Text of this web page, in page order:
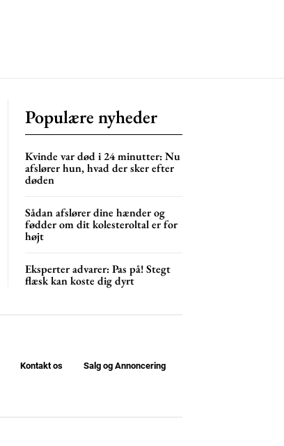
Populære nyheder
Kvinde var død i 24 minutter: Nu
afslører hun, hvad der sker efter
døden
Sådan afslører dine hænder og
fødder om dit kolesteroltal er for
højt
Eksperter advarer: Pas på! Stegt
flæsk kan koste dig dyrt
Kontakt os Salg og Annoncering